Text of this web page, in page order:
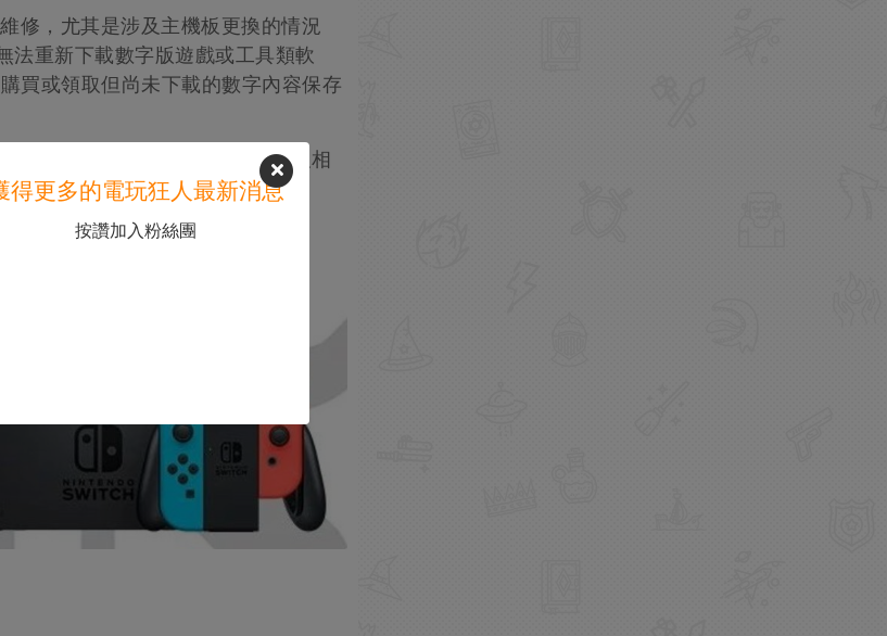
修，尤其是涉及主機板更換的情況
法重新下載數字版遊戲或工具類軟
買或領取但尚未下載的數字內容保存
國行Nintendo Switch(OLED版)及相
得更多的電玩狂人最新消息
按讚加入粉絲團